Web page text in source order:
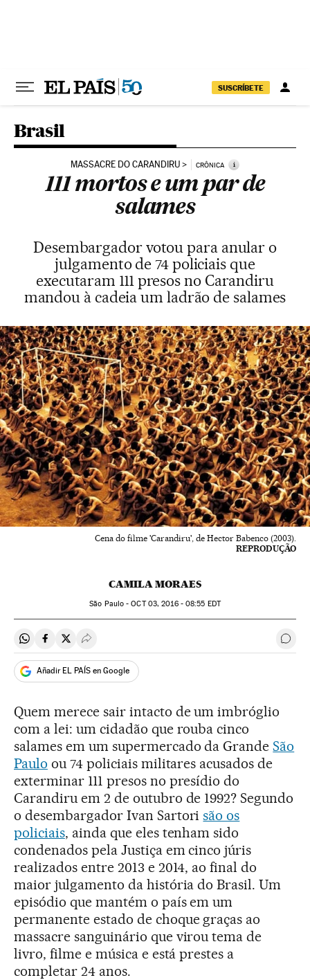
SUSCRÍBETE
Brasil
MASSACRE DO CARANDIRU CRÔNICA i
111 mortos e um par de
salames
Desembargador votou para anular o
julgamento de 74 policiais que
executaram 111 presos no Carandiru
mandou à cadeia um ladrão de salames
Cena do filme 'Carandiru', de Hector Babenco (2003).
REPRODUÇÃO
CAMILA MORAES
São Paulo -OCT03, 2016 - 08:55 EDT
Compartir en Whatsapp
Compartir en Facebook
Compartir en Twitter
Desplegar Redes Sociales
Añadir EL PAÍS en Google
Quem merece sair intacto de um imbróglio
com a lei: um cidadão que rouba cinco
salames em um supermercado da GrandeSão
Paulo ou 74 policiais militares acusados de
exterminar 111 presos no presídio do
Carandiru em 2 de outubro de 1992? Segundo
o desembargador Ivan Sartorisão os
policiais, ainda que eles tenham sido
condenados pela Justiça em cinco júris
realizados entre 2013 e 2014, ao final do
maior julgamento da história do Brasil. Um
episódio que mantém o país em um
permanente estado de choque graças ao
massacre sanguinário que virou tema de
livro, filme e música e está prestes a
completar 24 anos.